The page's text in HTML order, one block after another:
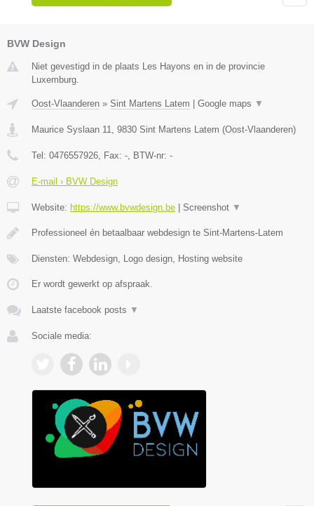
BVW Design
Niet gevestigd in de plaats Les Hayons en in de provincie
Luxemburg.
Oost-Vlaanderen » Sint Martens Latem | Google maps ▼
Maurice Syslaan 11 9830 Sint Martens Latem (Oost-Vlaanderen)
Tel: 0476557926 , Fax: - , BTW-nr: -
E-mail › BVW Design
Website: https://www.bvwdesign.be | Screenshot ▼
Professioneel én betaalbaar webdesign te Sint-Martens-Latem
Diensten: Webdesign, Logo design, Hosting website
Er wordt gewerkt op afspraak.
Laatste facebook posts ▼
Sociale media: